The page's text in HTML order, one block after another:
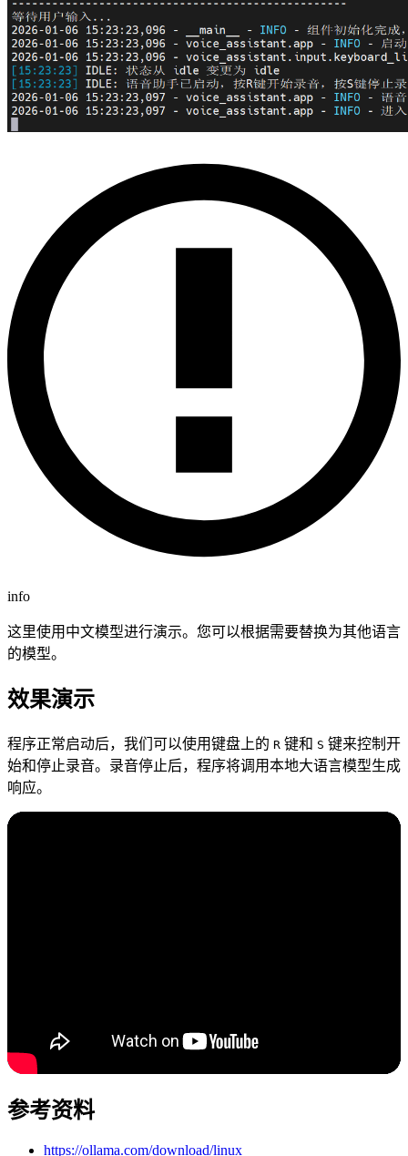
info
这里使用中文模型进行演示。您可以根据需要替换为其他语言
的模型。
效果演示
程序正常启动后，我们可以使用键盘上的 R 键和 S 键来控制开
始和停止录音。录音停止后，程序将调用本地大语言模型生成
响应。
参考资料
https://ollama.com/download/linux